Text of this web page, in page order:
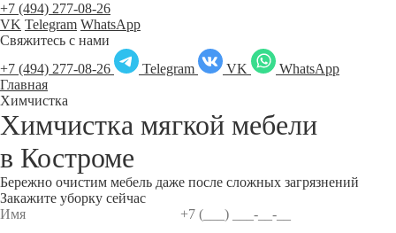
+7 (494) 277-08-26
VK Telegram WhatsApp
Свяжитесь с нами
+7 (494) 277-08-26
Telegram VK
WhatsApp
Главная
Химчистка
Химчистка мягкой мебели
в Костроме
Бережно очистим мебель даже после сложных загрязнений
Закажите уборку сейчас